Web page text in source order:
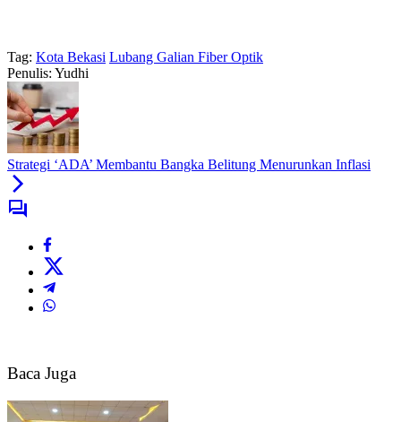
Tag: Kota Bekasi Lubang Galian Fiber Optik
Penulis: Yudhi
Strategi ‘ADA’ Membantu Bangka Belitung Menurunkan Inflasi
Baca Juga